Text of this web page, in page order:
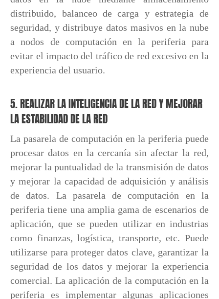
distribuido, balanceo de carga y estrategia de
seguridad, y distribuye datos masivos en la nube
a nodos de computación en la periferia para
evitar el impacto del tráfico de red excesivo en la
experiencia del usuario.
5. REALIZAR LA INTELIGENCIA DE LA RED Y MEJORAR
LA ESTABILIDAD DE LA RED
La pasarela de computación en la periferia puede
procesar datos en la cercanía sin afectar la red,
mejorar la puntualidad de la transmisión de datos
y mejorar la capacidad de adquisición y análisis
de datos. La pasarela de computación en la
periferia tiene una amplia gama de escenarios de
aplicación, que se pueden utilizar en industrias
como finanzas, logística, transporte, etc. Puede
utilizarse para proteger datos clave, garantizar la
seguridad de los datos y mejorar la experiencia
comercial. La aplicación de la computación en la
periferia es implementar algunas aplicaciones